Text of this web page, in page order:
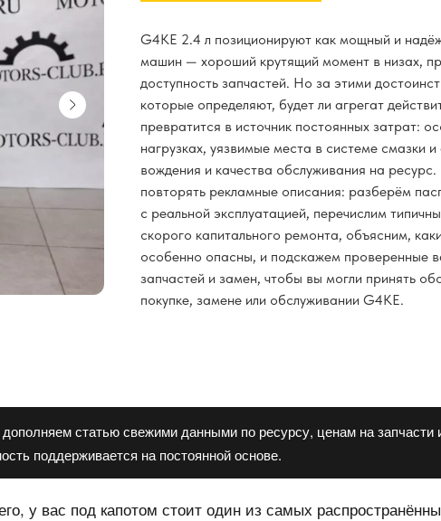
G4KE 2.4 л позиционируют как мощный и
машин — хороший крутящий момент в низах,
доступность запчастей. Но за этими
которые определяют, будет ли агрегат
превратится в источник постоянных затрат:
нагрузках, уязвимые места в системе смазки
вождения и качества обслуживания на
повторять рекламные описания: разберём
с реальной эксплуатацией, перечислим
скорого капитального ремонта, объясним,
особенно опасны, и подскажем проверенные
запчастей и замен, чтобы вы могли принять
покупке, замене или обслуживании G4KE.
статью свежими данными по ресурсу, ценам на запчасти
поддерживается на постоянной основе.
у вас под капотом стоит один из самых